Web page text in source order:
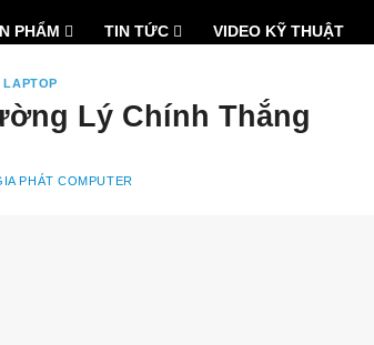
PHẨM TIN TỨC VIDEO KỸ THUẬT
LAPTOP
Lý Chính Thắng
PHÁT COMPUTER